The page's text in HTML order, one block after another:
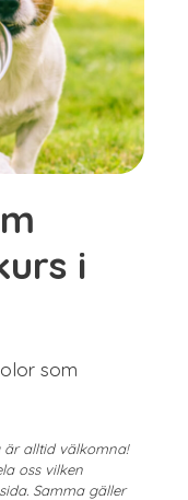
i
som
alltid välkomna!
oss vilken
Samma gäller